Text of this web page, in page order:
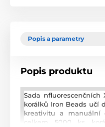
Popis a parametry
Popis produktu
Sada nfluorescenčních
korálků Iron Beads učí
kreativitu a manuální
celkem 5000 ks